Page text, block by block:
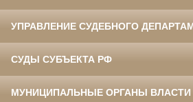
УПРАВЛЕНИЕ СУДЕБНОГО
СУДЫ СУБЪЕКТА РФ
МУНИЦИПАЛЬНЫЕ ОРГАНЫ ВЛАСТИ